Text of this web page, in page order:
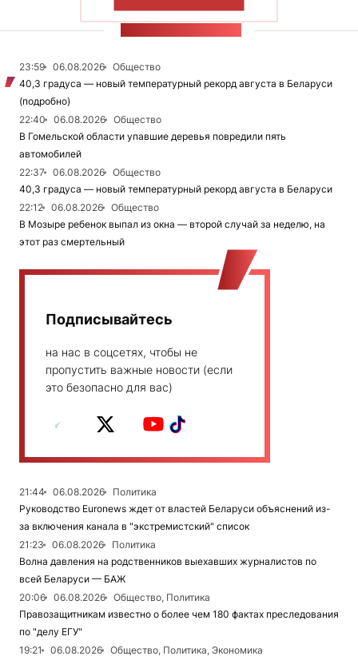
23:59 06.08.2026
Общество
40,3 градуса — новый температурный рекорд августа в Беларуси
(подробно)
22:40
06.08.2026
Общество
В Гомельской области упавшие деревья повредили пять
автомобилей
22:37
06.08.2026
Общество
40,3 градуса — новый температурный рекорд августа в Беларуси
22:12
06.08.2026
Общество
В Мозыре ребенок выпал из окна — второй случай за неделю, на
этот раз смертельный
Подписывайтесь
на нас в соцсетях, чтобы не
пропустить важные новости (если
это безопасно для вас)
21:44 06.08.2026
Политика
Руководство Euronews ждет от властей Беларуси объяснений из-
за включения канала в "экстремистский" список
21:23
06.08.2026
Политика
Волна давления на родственников выехавших журналистов по
всей Беларуси — БАЖ
20:06
06.08.2026
Общество, Политика
Правозащитникам известно о более чем 180 фактах преследования
по "делу ЕГУ"
19:21
06.08.2026
Общество, Политика, Экономика